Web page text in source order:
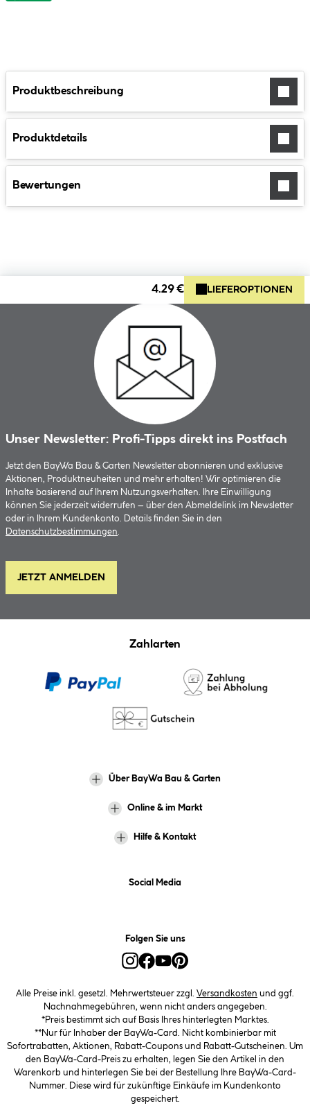
Produktbeschreibung
Produktdetails
Bewertungen
4.29 € LIEFEROPTIONEN
Unser Newsletter: Profi-Tipps direkt ins Postfach
Jetzt den BayWa Bau & Garten Newsletter abonnieren und exklusive
Aktionen, Produktneuheiten und mehr erhalten! Wir optimieren die
Inhalte basierend auf Ihrem Nutzungsverhalten. Ihre Einwilligung
können Sie jederzeit widerrufen – über den Abmeldelink im Newsletter
oder in Ihrem Kundenkonto. Details finden Sie in den
Datenschutzbestimmungen.
JETZT ANMELDEN
Zahlarten
Über BayWa Bau & Garten
Online & im Markt
Hilfe & Kontakt
Social Media
Folgen Sie uns
Alle Preise inkl. gesetzl. Mehrwertsteuer zzgl. Versandkosten und ggf.
Nachnahmegebühren, wenn nicht anders angegeben.
*Preis bestimmt sich auf Basis Ihres hinterlegten Marktes.
**Nur für Inhaber der BayWa-Card. Nicht kombinierbar mit
Sofortrabatten, Aktionen, Rabatt-Coupons und Rabatt-Gutscheinen. Um
den BayWa-Card-Preis zu erhalten, legen Sie den Artikel in den
Warenkorb und hinterlegen Sie bei der Bestellung Ihre BayWa-Card-
Nummer. Diese wird für zukünftige Einkäufe im Kundenkonto
gespeichert.